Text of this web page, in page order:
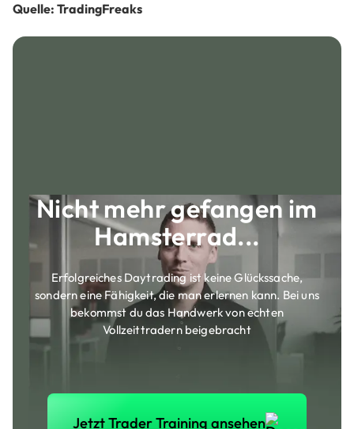
Quelle: TradingFreaks
Nicht mehr gefangen im
Hamsterrad...
Erfolgreiches Daytrading ist keine Glückssache,
sondern eine Fähigkeit, die man erlernen kann. Bei uns
bekommst du das Handwerk von echten
Vollzeittradern beigebracht
Jetzt Trader Training ansehen
Jetzt Trader Training